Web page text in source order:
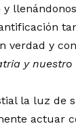
verdad y
y nuestro
la luz de
actuar